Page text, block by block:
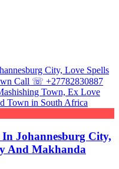
Johannesburg City,
And Makhanda